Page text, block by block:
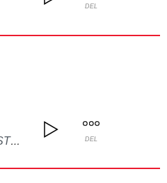
DEL
NAPOLI (FREESTYLE) DEL